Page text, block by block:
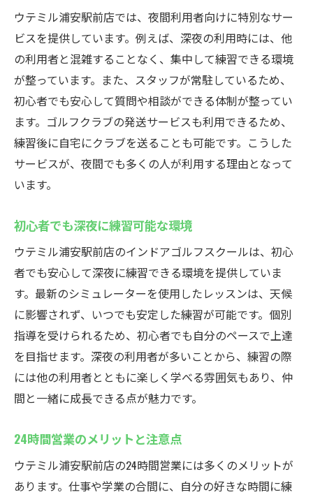
ウテミル浦安駅前店では、夜間利用者向けに特別なサー
ビスを提供しています。例えば、深夜の利用時には、他
の利用者と混雑することなく、集中して練習できる環境
が整っています。また、スタッフが常駐しているため、
初心者でも安心して質問や相談ができる体制が整ってい
ます。ゴルフクラブの発送サービスも利用できるため、
練習後に自宅にクラブを送ることも可能です。こうした
サービスが、夜間でも多くの人が利用する理由となって
います。
初心者でも深夜に練習可能な環境
ウテミル浦安駅前店のインドアゴルフスクールは、初心
者でも安心して深夜に練習できる環境を提供していま
す。最新のシミュレーターを使用したレッスンは、天候
に影響されず、いつでも安定した練習が可能です。個別
指導を受けられるため、初心者でも自分のペースで上達
を目指せます。深夜の利用者が多いことから、練習の際
には他の利用者とともに楽しく学べる雰囲気もあり、仲
間と一緒に成長できる点が魅力です。
24時間営業のメリットと注意点
ウテミル浦安駅前店の24時間営業には多くのメリットが
あります。仕事や学業の合間に、自分の好きな時間に練